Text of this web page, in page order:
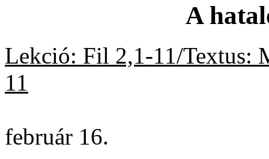
A
Lekció: Fil 2,1-11/Textus:
11
február 16.